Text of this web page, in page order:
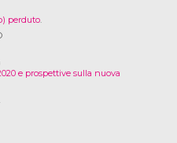
perduto.
e prospettive sulla nuova